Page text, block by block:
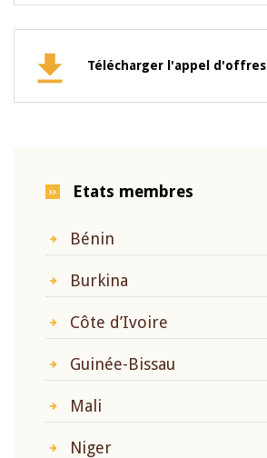
Télécharger l'appel d'offres
Etats membres
Bénin
Burkina
Côte d’Ivoire
Guinée-Bissau
Mali
Niger